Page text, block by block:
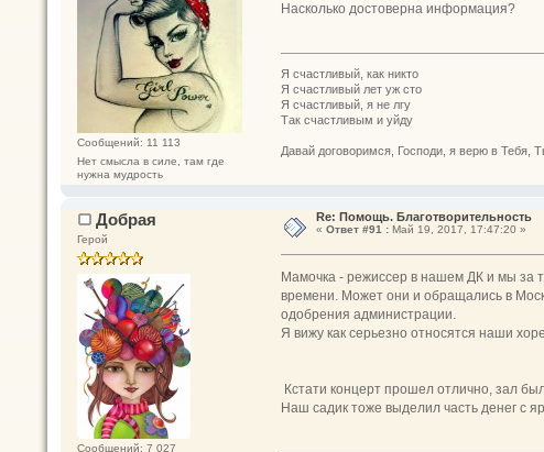
Сообщений: 11 113
Нет смысла в силе, там где
нужна мудрость
Насколько достоверна информация?
Я счастливый, как никто
Я счастливый лет уж сто
Я счастливый, я не лгу
Так счастливым и уйду
Давай договоримся, Господи, я верю в Тебя,
Добрая
Герой
Сообщений: 7 027
Re: Помощь. Благотворительность
« Ответ #91 :Май 19, 2017, 17:47:20 »
Мамочка - режиссер в нашем ДК и мы за
времени. Может они и обращались в
одобрения администрации.
Я вижу как серьезно относятся наши
Кстати концерт прошел отлично, зал
Наш садик тоже выделил часть денег с